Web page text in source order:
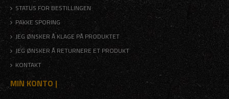
STATUS FOR BESTILLINGEN
PAKKE SPORING
JEG ØNSKER Å KLAGE PÅ PRODUKTET
JEG ØNSKER Å RETURNERE ET PRODUKT
KONTAKT
MIN KONTO |